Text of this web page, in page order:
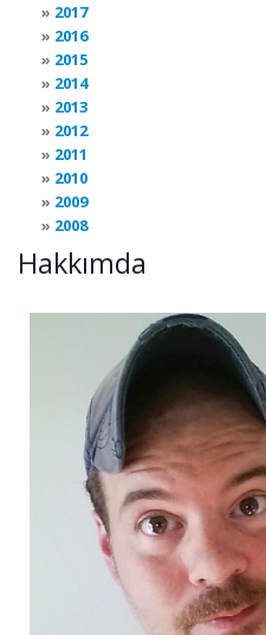
2017
2016
2015
2014
2013
2012
2011
2010
2009
2008
Hakkımda